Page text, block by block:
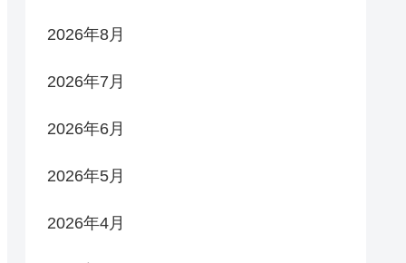
2026年8月
2026年7月
2026年6月
2026年5月
2026年4月